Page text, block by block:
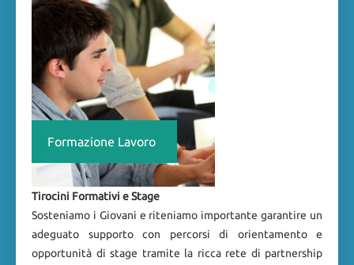
Formazione Lavoro
Tirocini Formativi e Stage
Sosteniamo i Giovani e riteniamo importante garantire un
adeguato supporto con percorsi di orientamento e
opportunità di stage tramite la ricca rete di partnership